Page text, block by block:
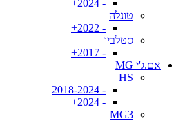
- 2024+
טונלה
- 2022+
סטלביו
- 2017+
אם.ג'י MG
HS
- 2018-2024
- 2024+
MG3